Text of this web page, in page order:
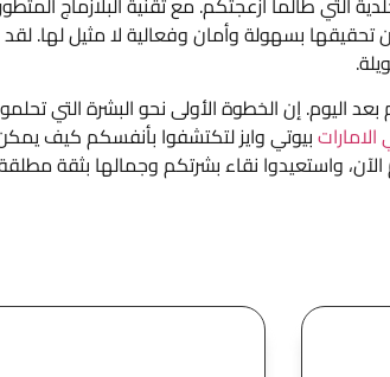
بسهولة وأمان وفعالية لا مثيل لها. لقد
اليوم. إن الخطوة الأولى نحو البشرة التي
بيوتي وايز لتكتشفوا بأنفسكم كيف يمكن
الآن، واستعيدوا نقاء بشرتكم وجمالها بثقة